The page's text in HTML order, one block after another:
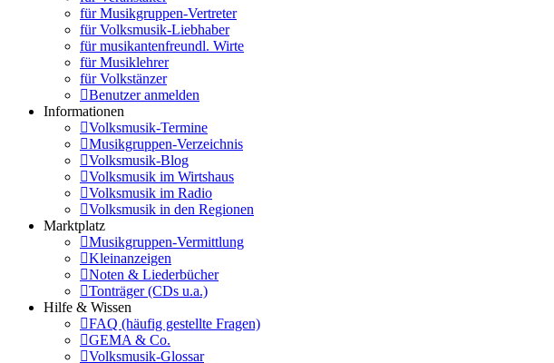
für Musikgruppen-Vertreter
für Volksmusik-Liebhaber
für musikantenfreundl. Wirte
für Musiklehrer
für Volkstänzer
Benutzer anmelden
Informationen
Volksmusik-Termine
Musikgruppen-Verzeichnis
Volksmusik-Blog
Volksmusik im Wirtshaus
Volksmusik im Radio
Volksmusik in den Regionen
Marktplatz
Musikgruppen-Vermittlung
Kleinanzeigen
Noten & Liederbücher
Tonträger (CDs u.a.)
Hilfe & Wissen
FAQ (häufig gestellte Fragen)
GEMA & Co.
Volksmusik-Glossar